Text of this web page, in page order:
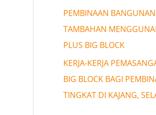
PEMBINAAN
TAMBAHAN
PLUS BIG BLOCK
KERJA-KERJA
BIG BLOCK BAGI
TINGKAT DI KAJANG,